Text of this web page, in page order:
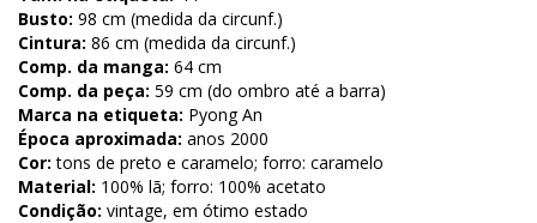
Busto: 98 cm (medida da circunf.)
Cintura: 86 cm (medida da circunf.)
Comp. da manga: 64 cm
Comp. da peça: 59 cm (do ombro até a barra)
Marca na etiqueta: Pyong An
Época aproximada: anos 2000
Cor: tons de preto e caramelo; forro: caramelo
Material: 100% lã; forro: 100% acetato
Condição: vintage, em ótimo estado